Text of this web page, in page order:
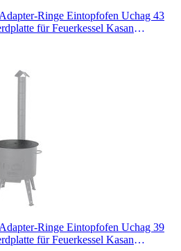
Ringe Eintopfofen Uchag 43
für Feuerkessel Kasan
Ringe Eintopfofen Uchag 39
für Feuerkessel Kasan